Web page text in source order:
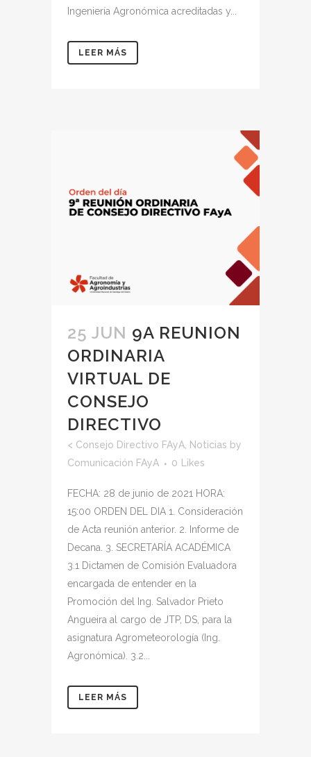
Ingeniería Agronómica acreditadas y...
LEER MÁS
25 JUN 9A REUNION
ORDINARIA
VIRTUAL DE
CONSEJO
DIRECTIVO
< Consejo Directivo FAyA Noticias by
Comunicación FAyA
0 Likes
FECHA: 28 de junio de 2021 HORA:
15:00 ORDEN DEL DIA 1. Consideración
de Acta reunión anterior. 2. Informe de
Decana. 3. SECRETARÍA ACADÉMICA
3.1 Dictamen de Comisión Evaluadora
encargada de entender en la
Promoción del Ing. Salvador Prieto
Angueira al cargo de JTP, DS, para la
asignatura Agrometeorología (Ing.
Agronómica). 3.2...
LEER MÁS